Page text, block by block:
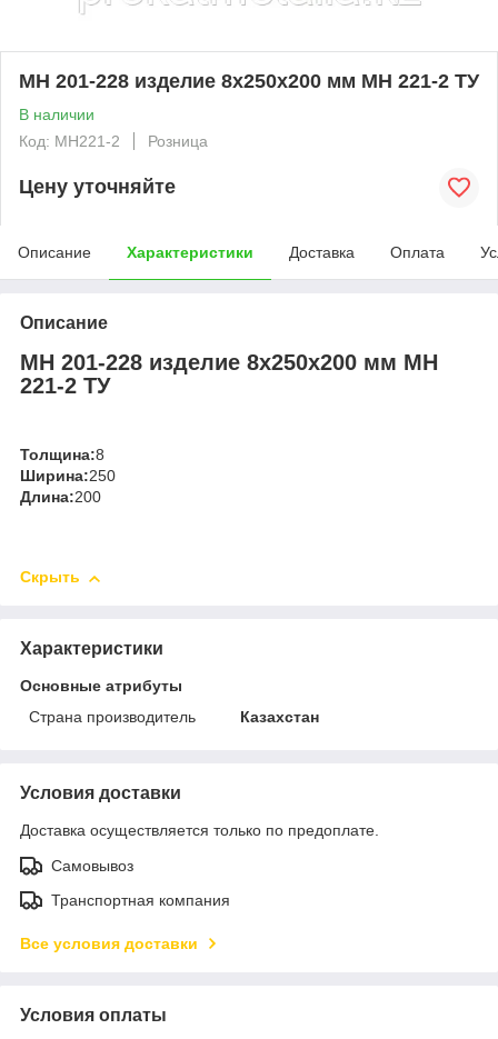
МН 201-228 изделие 8x250x200 мм МН 221-2 ТУ
В наличии
Код: MH221-2
Розница
Цену уточняйте
Описание Характеристики Доставка Оплата
Описание
МН 201-228 изделие 8x250x200 мм МН
221-2 ТУ
Толщина:8
Ширина:250
Длина:200
Скрыть
Характеристики
Основные атрибуты
Страна производитель
Казахстан
Условия доставки
Доставка осуществляется только по предоплате.
Самовывоз
Транспортная компания
Все условия доставки
Условия оплаты